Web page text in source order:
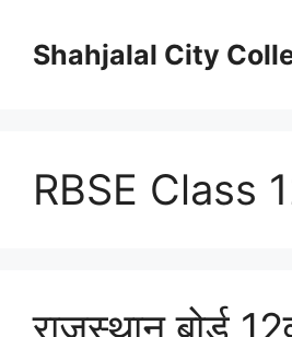
Shahjalal City
RBSE Class